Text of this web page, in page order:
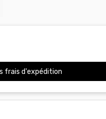
frais d'expédition